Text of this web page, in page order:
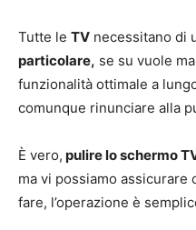
Tutte le TV necessitano di
particolare, se su vuole
funzionalità ottimale a
comunque rinunciare alla
È vero, pulire lo schermo
ma vi possiamo assicurare
fare, l’operazione è